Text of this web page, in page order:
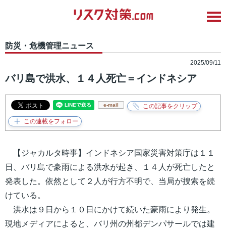
防災・危機管理ニュース
2025/09/11
バリ島で洪水、１４人死亡＝インドネシア
e-mail
【ジャカルタ時事】インドネシア国家災害対策庁は１１
日、バリ島で豪雨による洪水が起き、１４人が死亡したと
発表した。依然として２人が行方不明で、当局が捜索を続
けている。
洪水は９日から１０日にかけて続いた豪雨により発生。
現地メディアによると、バリ州の州都デンパサールでは建